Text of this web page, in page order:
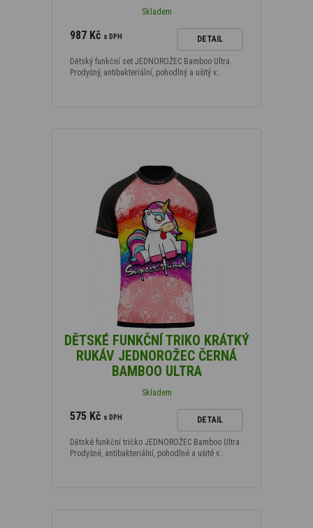
Skladem
987 Kč s DPH DETAIL
Dětský funkční set JEDNOROŽEC Bamboo Ultra.
Prodyšný, antibakteriální, pohodlný a ušitý v…
DĚTSKÉ FUNKČNÍ TRIKO KRÁTKÝ
RUKÁV JEDNOROŽEC ČERNÁ
BAMBOO ULTRA
Skladem
575 Kč s DPH DETAIL
Dětské funkční tričko JEDNOROŽEC Bamboo Ultra.
Prodyšné, antibakteriální, pohodlné a ušité v…